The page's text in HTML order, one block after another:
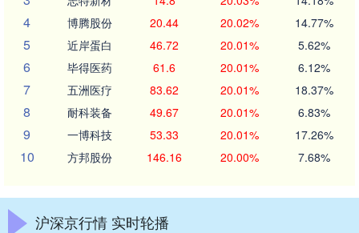
4 博腾股份 20.44 20.02% 14.77%
5 近岸蛋白 46.72 20.01% 5.62%
6 毕得医药 61.6 20.01% 6.12%
7 五洲医疗 83.62 20.01% 18.37%
8 耐科装备 49.67 20.01% 6.83%
9 一博科技 53.33 20.01% 17.26%
10 方邦股份 146.16 20.00% 7.68%
沪深京行情 实时轮播